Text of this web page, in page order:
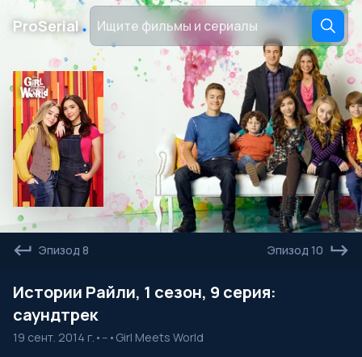
ProSerial․
Эпизод 8 Эпизод 10
Истории Райли, 1 сезон, 9 серия:
саундтрек
19 сент. 2014 г. • -- • Girl Meets World